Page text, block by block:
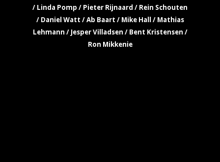
/ Linda Pomp / Pieter Rijnaard / Rein Schouten
/ Daniel Watt / Ab Baart / Mike Hall / Mathias
Lehmann / Jesper Villadsen / Bent Kristensen /
Ron Mikkenie